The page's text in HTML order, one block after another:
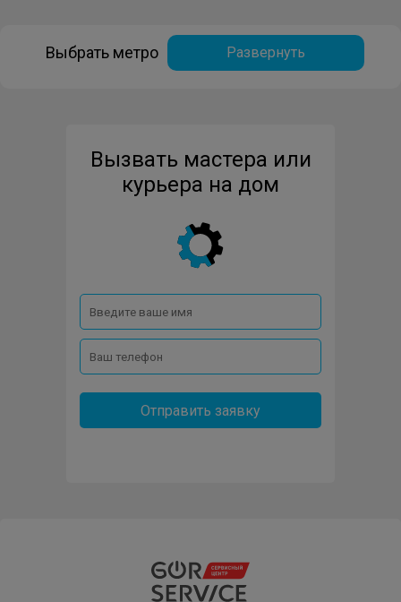
Выбрать метро Развернуть
Вызвать мастера или
курьера на дом
Отправить заявку